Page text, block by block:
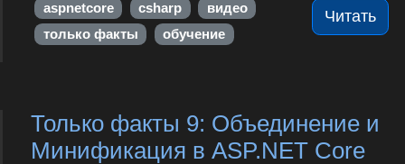
Читать
aspnetcore csharp
видео
только факты
обучение
Только факты 9: Объединение и
Минификация в ASP.NET Core